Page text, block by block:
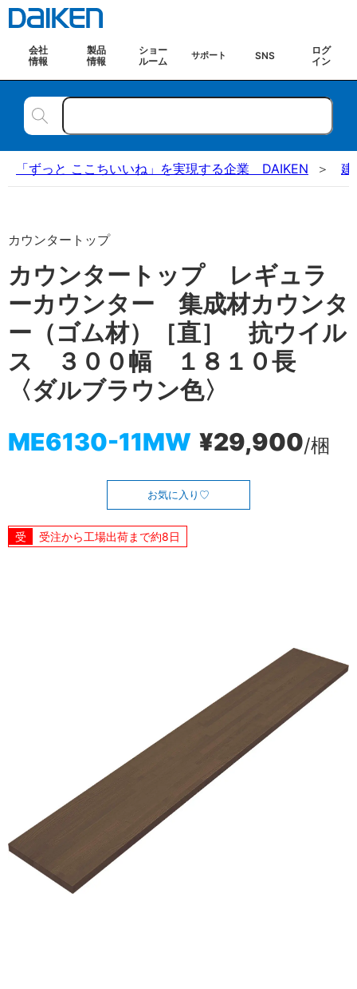
会社
情報
製品
情報
ショー
ルーム
サポート SNS
ログ
イン
「ずっと ここちいいね」を実現する企業 DAIKEN 建
カウンタートップ
カウンタートップ レギュラ
ーカウンター 集成材カウンタ
ー（ゴム材）［直］ 抗ウイル
ス ３００幅 １８１０長
〈ダルブラウン色〉
ME6130-11MW ¥29,900/梱
お気に入り
受注から工場出荷まで約8日